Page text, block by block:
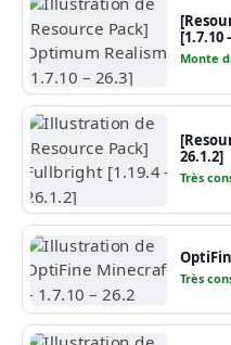
[1.7.10
Monte
26.1.2]
Très
Très